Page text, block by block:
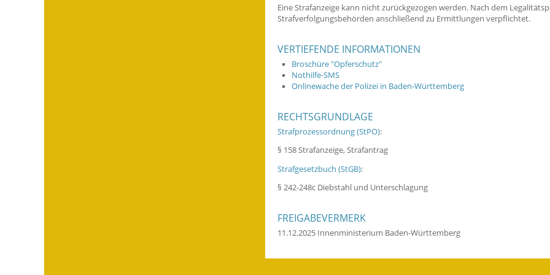
Eine Strafanzeige kann nicht zurückgezogen werden. Nach dem
Strafverfolgungsbehörden anschließend zu Ermittlungen verpflichtet.
VERTIEFENDE INFORMATIONEN
Broschüre "Opferschutz"
Nothilfe-SMS
Onlinewache der Polizei in Baden-Württemberg
RECHTSGRUNDLAGE
Strafprozessordnung (StPO):
§ 158 Strafanzeige, Strafantrag
Strafgesetzbuch (StGB):
§ 242-248c Diebstahl und Unterschlagung
FREIGABEVERMERK
11.12.2025 Innenministerium Baden-Württemberg